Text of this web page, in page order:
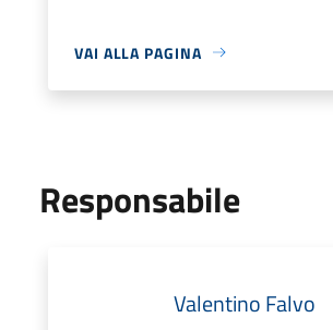
VAI ALLA PAGINA
Responsabile
Valentino Falvo